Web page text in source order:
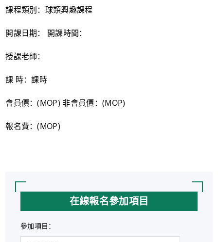
課程類別：球類興趣課程
開課日期： 開課時間：
授課老師：
課 時：課時
會員價：(MOP) 非會員價：(MOP)
報名費：(MOP)
在線報名參加項目
參加項目：